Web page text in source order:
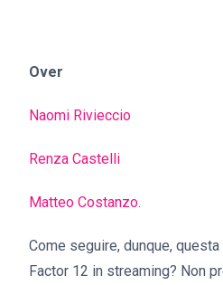
Over
Naomi Rivieccio
Renza Castelli
Matteo Costanzo.
Come seguire, dunque,
Factor 12 in streaming? Non